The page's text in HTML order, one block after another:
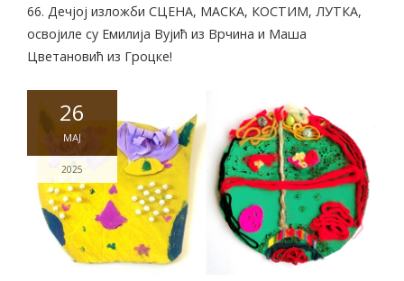
66. Дечјој изложби СЦЕНА, МАСКА, КОСТИМ, ЛУТКА,
освојиле су Емилија Вујић из Врчина и Маша
Цветановић из Гроцке!
26
МАЈ
2025